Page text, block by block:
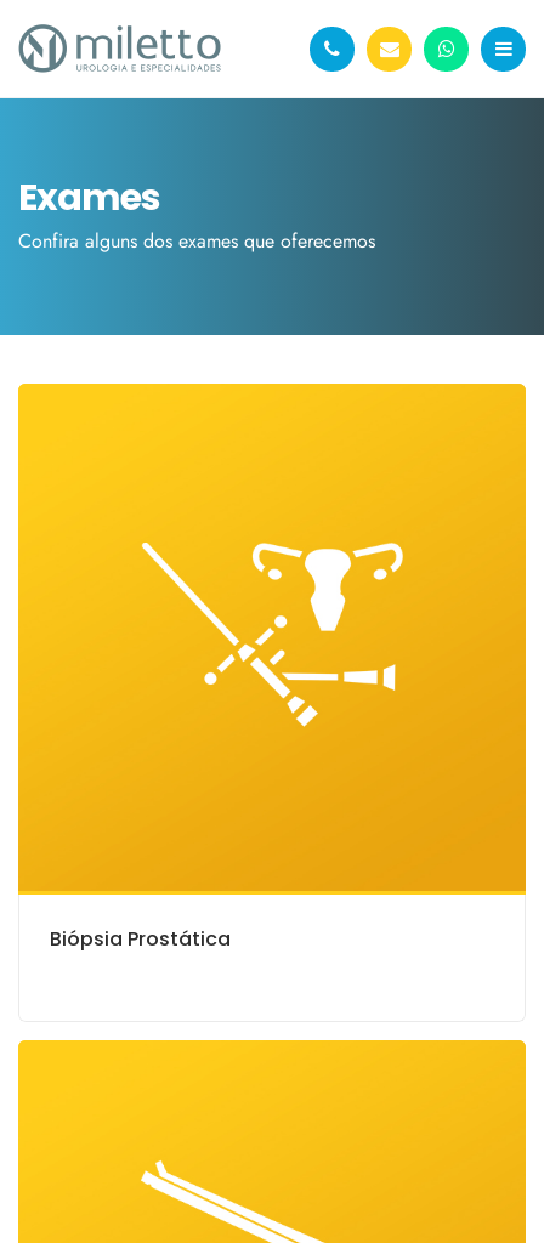
Exames
Confira alguns dos exames que oferecemos
Biópsia Prostática